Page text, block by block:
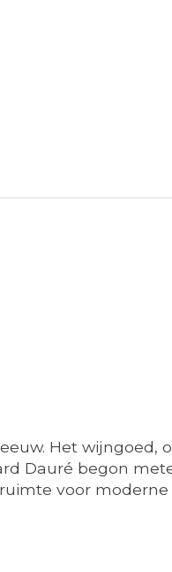
Het
Dauré begon
voor